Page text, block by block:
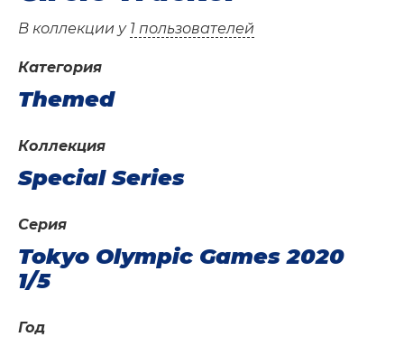
В коллекции у 1 пользователей
Категория
Themed
Год
Коллекция
Special Series
Серия
Tokyo Olympic Games 2020
1/5